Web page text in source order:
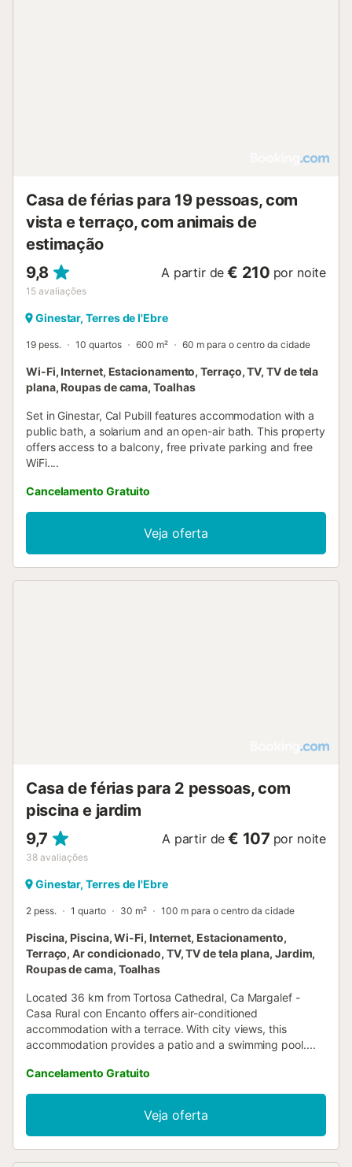
Casa de férias para 19 pessoas, com
vista e terraço, com animais de
estimação
9,8
15 avaliações
A partir de € 210 por noite
Ginestar, Terres de l'Ebre
19 pess. 10 quartos 600 m² 60 m para o centro da cidade
Wi-Fi, Internet, Estacionamento, Terraço, TV, TV de tela
plana, Roupas de cama, Toalhas
Set in Ginestar, Cal Pubill features accommodation with a
public bath, a solarium and an open-air bath. This property
offers access to a balcony, free private parking and free
WiFi....
Cancelamento Gratuito
Veja oferta
Casa de férias para 2 pessoas, com
piscina e jardim
9,7
38 avaliações
A partir de € 107 por noite
Ginestar, Terres de l'Ebre
2 pess. 1 quarto 30 m² 100 m para o centro da cidade
Piscina, Piscina, Wi-Fi, Internet, Estacionamento,
Terraço, Ar condicionado, TV, TV de tela plana, Jardim,
Roupas de cama, Toalhas
Located 36 km from Tortosa Cathedral, Ca Margalef -
Casa Rural con Encanto offers air-conditioned
accommodation with a terrace. With city views, this
accommodation provides a patio and a swimming pool....
Cancelamento Gratuito
Veja oferta